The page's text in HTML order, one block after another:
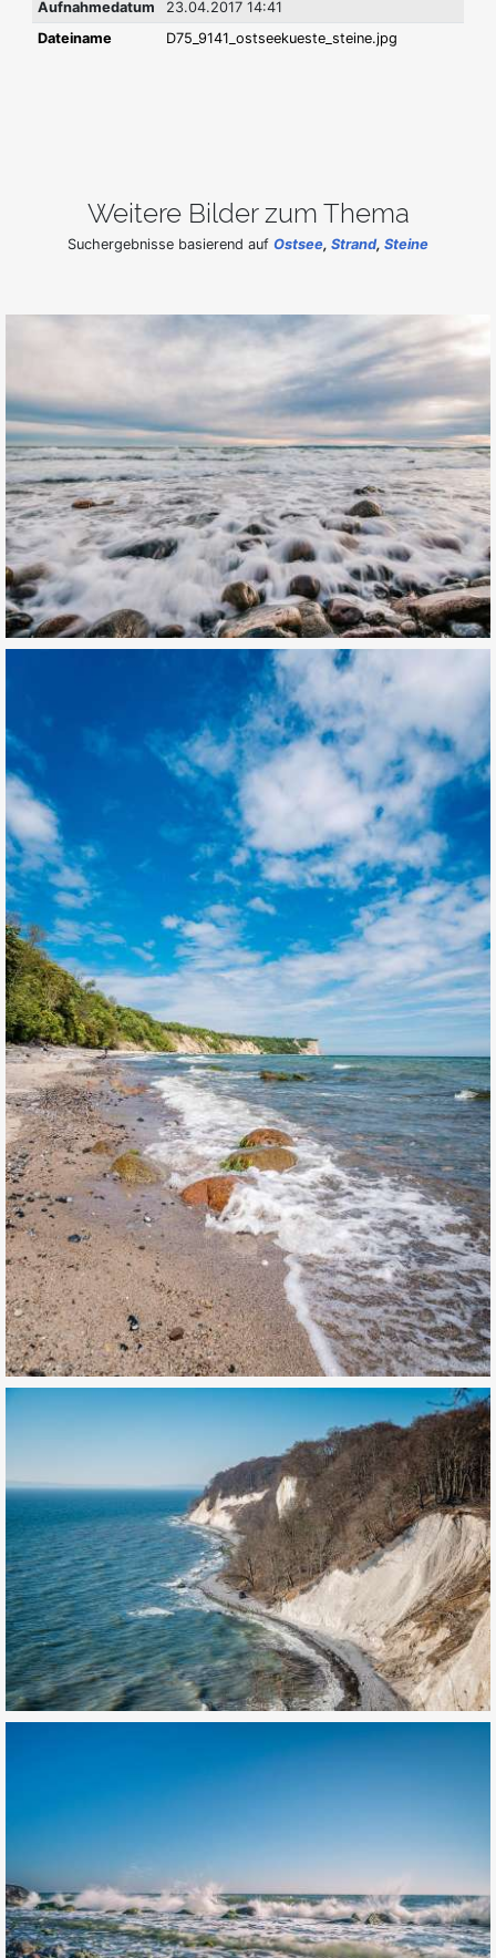
Aufnahmedatum
23.04.2017 14:41
Dateiname
D75_9141_ostseekueste_steine.jpg
Weitere Bilder zum Thema
Suchergebnisse basierend auf Ostsee, Strand, Steine